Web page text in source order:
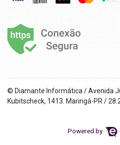
© Diamante Informática / Avenida
Kubitscheck, 1413. Maringá-PR /
Powered by